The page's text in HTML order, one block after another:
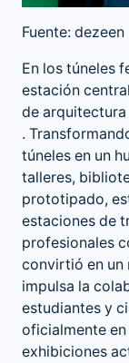
Fuente: dezeen
En los túneles
estación
de
.
túneles en un
talleres,
prototipado,
estaciones de
profesionales
convirtió en un
impulsa la
estudiantes y
oficialmente
exhibiciones